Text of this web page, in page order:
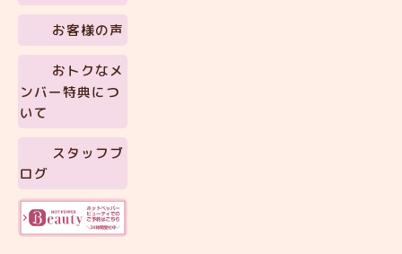
お客様の声
おトクなメ
ンバー特典につ
いて
スタッフブ
ログ